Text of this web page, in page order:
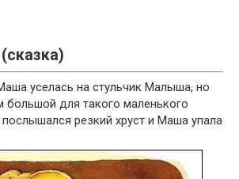
уселась на стульчик Малыша, но
для такого маленького
послышался резкий хруст и Маша упала